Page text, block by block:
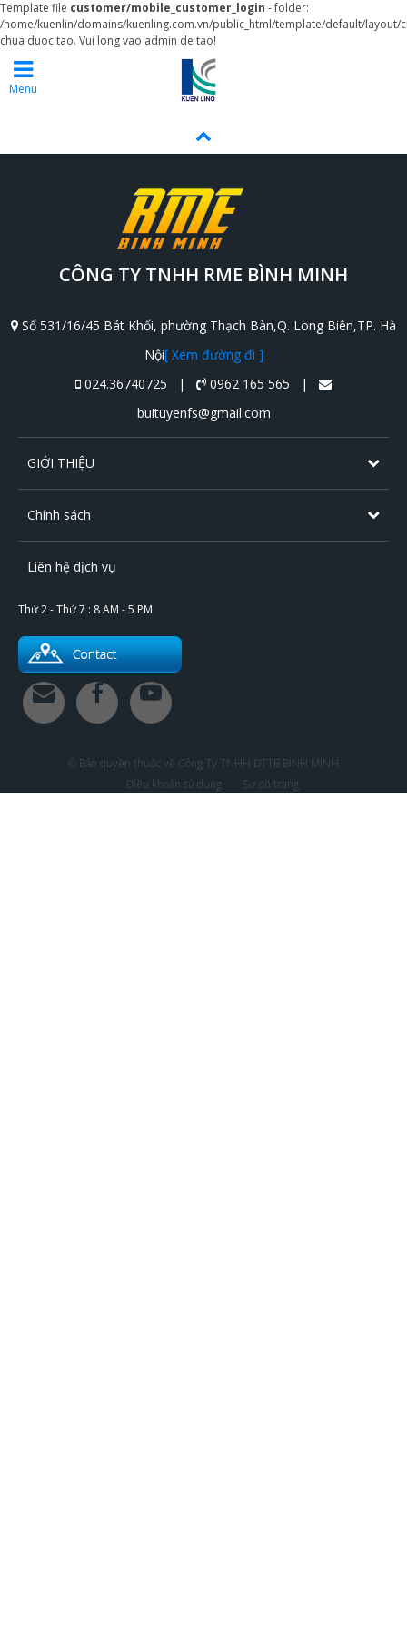
Template file customer/mobile_customer_login - folder:
/home/kuenlin/domains/kuenling.com.vn/public_html/template/default/layout/
chua duoc tao. Vui long vao admin de tao!
Menu
CÔNG TY TNHH RME BÌNH MINH
Số 531/16/45 Bát Khối, phường Thạch Bàn,Q. Long Biên,TP. Hà
Nội[ Xem đường đi ]
024.36740725 |
0962 165 565 |
buituyenfs@gmail.com
GIỚI THIỆU
Chính sách
Liên hệ dịch vụ
Thứ 2 - Thứ 7 : 8 AM - 5 PM
© Bản quyền thuộc về Công Ty TNHH ĐTTB BÌNH MINH
Điều khoản sử dụng
Sơ đồ trang